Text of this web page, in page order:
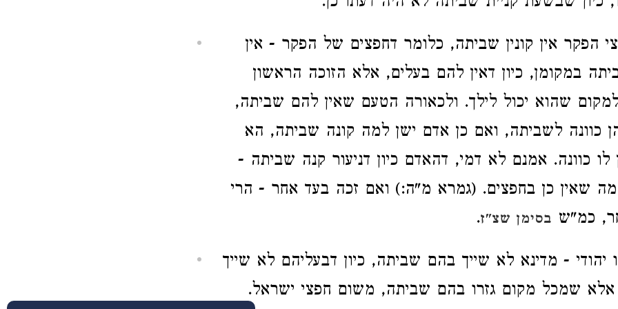
הפקר אין קונין שביתה, כלומר דחפצים של הפקר - אין
במקומן, כיון דאין להם בעלים, אלא הזוכה הראשון
למקום שהוא יכול לילך. ולכאורה הטעם שאין להם שביתה,
כוונה לשביתה, ואם כן אדם ישן למה קונה שביתה, הא
לו כוונה. אמנם לא דמי, דהאדם כיון דניעור קנה שביתה -
מה שאין כן בחפצים. (גמרא מ"ה:) ואם זכה בעד אחר - הרי
כמ"ש בסימן שצ"ז.
יהודי - מדינא לא שייך בהם שביתה, כיון דבעליהם לא שייך
שמכל מקום גזרו בהם שביתה, משום חפצי ישראל.